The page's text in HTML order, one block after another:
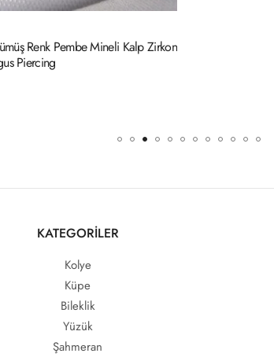
KATEGORİLER
Kolye
Küpe
Bileklik
Yüzük
Şahmeran